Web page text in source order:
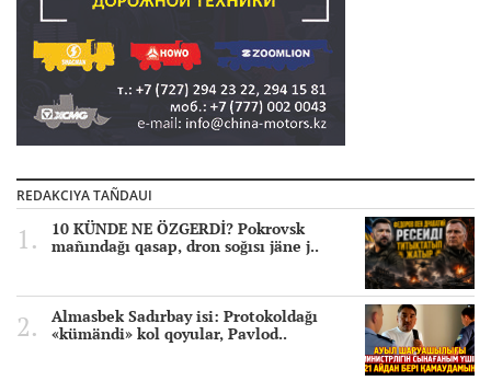
REDAKCIYA TAÑDAUI
10 KÜNDE NE ÖZGERDİ? Pokrovsk
mañındağı qasap, dron soğısı jäne j..
Almasbek Sadırbay isi: Protokoldağı
«kümändi» kol qoyular, Pavlod..